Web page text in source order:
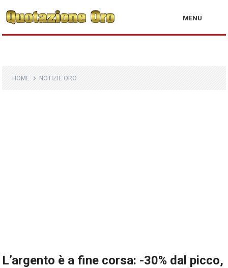
MENU
HOME NOTIZIE ORO
L’argento è a fine corsa: -30% dal picco,